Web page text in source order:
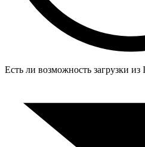
Есть ли возможность загрузки из